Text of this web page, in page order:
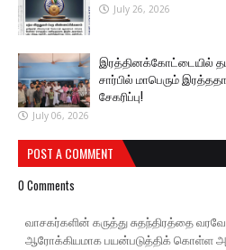
July 26, 2026
இரத்தினக்கோட்டையில்
சார்பில் மாபெரும்
சேகரிப்பு!
July 06, 2026
POST A COMMENT
0 Comments
வாசகர்களின் கருத்து சுதந்திரத்தை
ஆரோக்கியமாக பயன்படுத்திக் கொள்ள